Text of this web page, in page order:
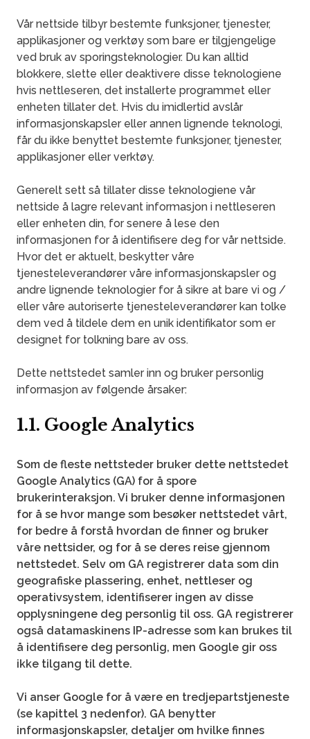
Vår nettside tilbyr bestemte funksjoner, tjenester,
applikasjoner og verktøy som bare er tilgjengelige
ved bruk av sporingsteknologier. Du kan alltid
blokkere, slette eller deaktivere disse teknologiene
hvis nettleseren, det installerte programmet eller
enheten tillater det. Hvis du imidlertid avslår
informasjonskapsler eller annen lignende teknologi,
får du ikke benyttet bestemte funksjoner, tjenester,
applikasjoner eller verktøy.
Generelt sett så tillater disse teknologiene vår
nettside å lagre relevant informasjon i nettleseren
eller enheten din, for senere å lese den
informasjonen for å identifisere deg for vår nettside.
Hvor det er aktuelt, beskytter våre
tjenesteleverandører våre informasjonskapsler og
andre lignende teknologier for å sikre at bare vi og /
eller våre autoriserte tjenesteleverandører kan tolke
dem ved å tildele dem en unik identifikator som er
designet for tolkning bare av oss.
Dette nettstedet samler inn og bruker personlig
informasjon av følgende årsaker:
1.1. Google Analytics
Som de fleste nettsteder bruker dette nettstedet
Google Analytics (GA) for å spore
brukerinteraksjon. Vi bruker denne informasjonen
for å se hvor mange som besøker nettstedet vårt,
for bedre å forstå hvordan de finner og bruker
våre nettsider, og for å se deres reise gjennom
nettstedet. Selv om GA registrerer data som din
geografiske plassering, enhet, nettleser og
operativsystem, identifiserer ingen av disse
opplysningene deg personlig til oss. GA registrerer
også datamaskinens IP-adresse som kan brukes til
å identifisere deg personlig, men Google gir oss
ikke tilgang til dette.
Vi anser Google for å være en tredjepartstjeneste
(se kapittel 3 nedenfor). GA benytter
informasjonskapsler, detaljer om hvilke finnes